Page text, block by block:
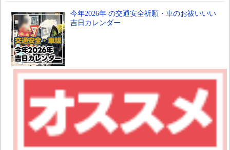
今年2026年 の交通安全祈願・車のお祓いいい
吉日カレンダー